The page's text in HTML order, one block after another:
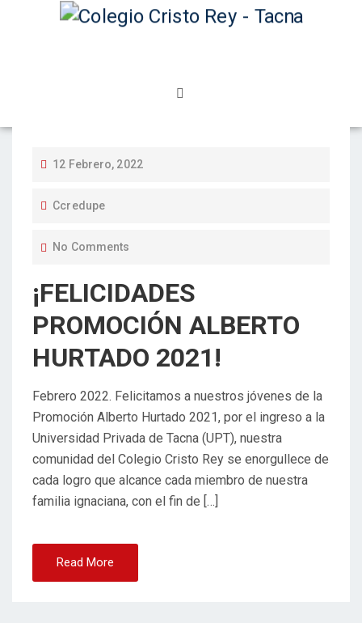
12 Febrero, 2022
Ccredupe
No Comments
¡FELICIDADES
PROMOCIÓN ALBERTO
HURTADO 2021!
Febrero 2022. Felicitamos a nuestros jóvenes de la
Promoción Alberto Hurtado 2021, por el ingreso a la
Universidad Privada de Tacna (UPT), nuestra
comunidad del Colegio Cristo Rey se enorgullece de
cada logro que alcance cada miembro de nuestra
familia ignaciana, con el fin de […]
Read More